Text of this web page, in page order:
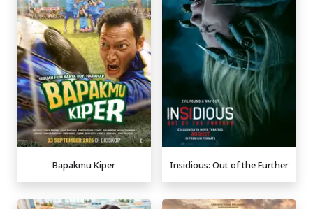
Bapakmu Kiper Insidious: Out of the Further